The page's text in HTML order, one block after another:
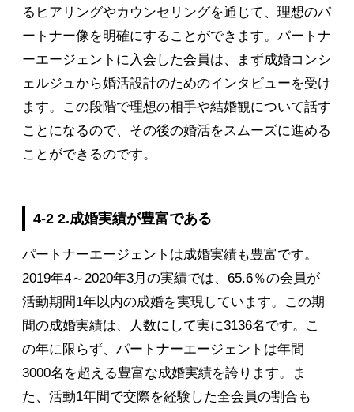
るヒアリングやカウンセリングを通じて、理想のパ
ートナー像を明確にすることができます。パートナ
ーエージェントに入会した会員は、まず成婚コンシ
ェルジュから婚活設計のためのインタビューを受け
ます。この段階で理想の相手や結婚観について話す
ことになるので、その後の婚活をスムーズに進める
ことができるのです。
4-2 2.成婚実績が豊富である
パートナーエージェントは成婚実績も豊富です。
2019年4～2020年3月の実績では、65.6％の会員が
活動期間1年以内の成婚を実現しています。この期
間の成婚実績は、人数にして実に3136名です。こ
の年に限らず、パートナーエージェントは年間
3000名を超える豊富な成婚実績を誇ります。ま
た、活動1年間で交際を経験した全会員の割合も